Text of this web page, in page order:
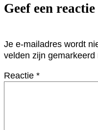
Geef een reactie
Je e-mailadres wordt
velden zijn gemarkeerd
Reactie *